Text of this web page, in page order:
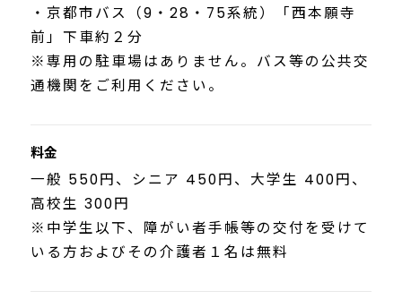
・京都市バス（9・28・75系統）「西本願寺
前」下車約２分
※専用の駐車場はありません。バス等の公共交
通機関をご利用ください。
料金
一般 550円、シニア 450円、大学生 400円、
高校生 300円
※中学生以下、障がい者手帳等の交付を受けて
いる方およびその介護者１名は無料